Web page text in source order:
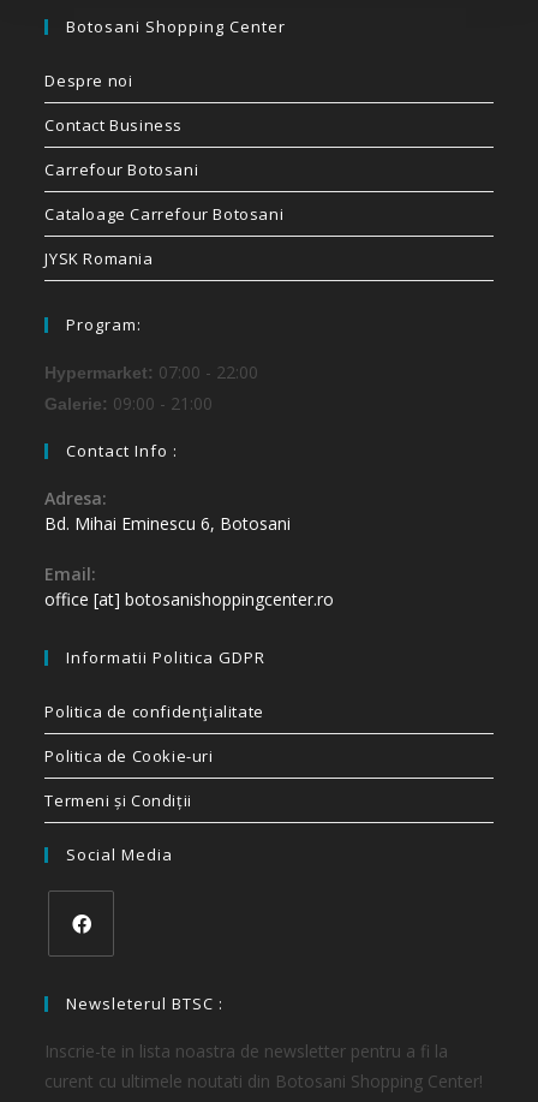
Botosani Shopping Center
Despre noi
Contact Business
Carrefour Botosani
Cataloage Carrefour Botosani
JYSK Romania
Program:
Hypermarket: 07:00 - 22:00
Galerie: 09:00 - 21:00
Contact Info :
Adresa:
Bd. Mihai Eminescu 6, Botosani
Email:
office [at] botosanishoppingcenter.ro
Informatii Politica GDPR
Politica de confidenţialitate
Politica de Cookie-uri
Termeni și Condiții
Social Media
Newsleterul BTSC :
Inscrie-te in lista noastra de newsletter pentru a fi la
curent cu ultimele noutati din Botosani Shopping Center!